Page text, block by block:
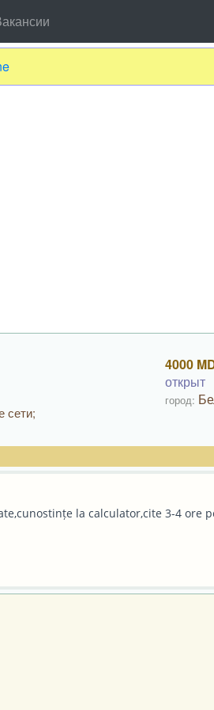
сети;
4000
открыт
город:
la calculator,cite 3-4 ore